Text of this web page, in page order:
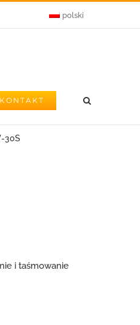
polski
KONTAKT
30S
i taśmowanie